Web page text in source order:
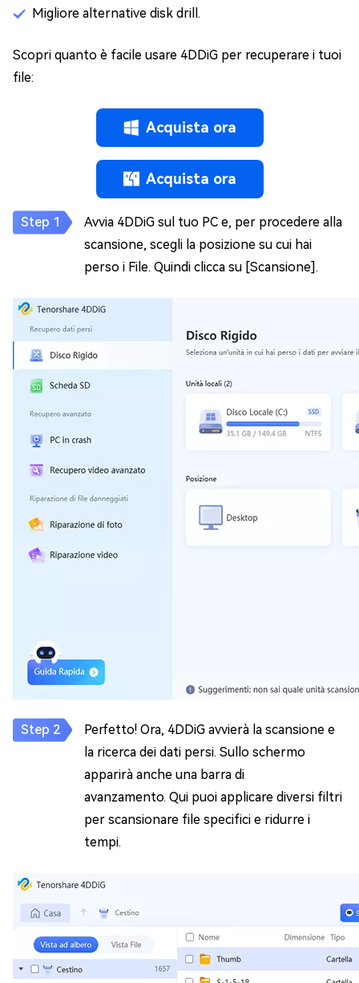
Migliore alternative disk drill.
Scopri quanto è facile usare 4DDiG per recuperare i tuoi
file:
Acquista ora
Acquista ora
Avvia 4DDiG sul tuo PC e, per procedere alla
scansione, scegli la posizione su cui hai
perso i File. Quindi clicca su [Scansione].
Perfetto! Ora, 4DDiG avvierà la scansione e
la ricerca dei dati persi. Sullo schermo
apparirà anche una barra di
avanzamento. Qui puoi applicare diversi filtri
per scansionare file specifici e ridurre i
tempi.